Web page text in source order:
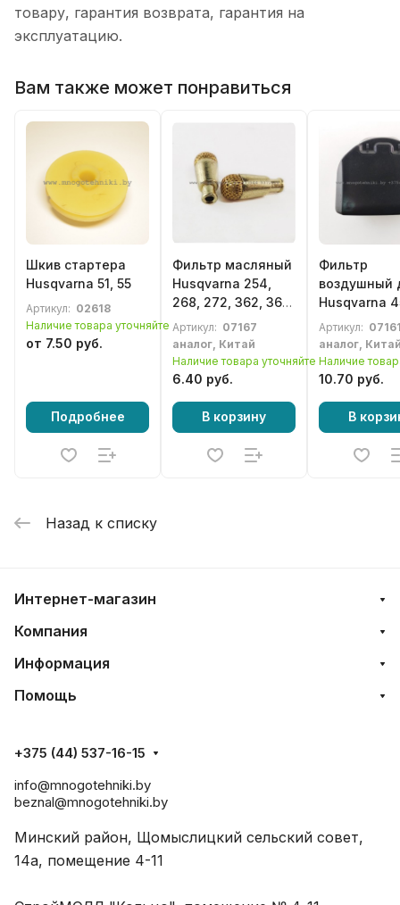
товару, гарантия возврата, гарантия на
эксплуатацию.
Вам также может понравиться
Шкив стартера
Husqvarna 51, 55
Артикул: 02618
Наличие товара уточняйте
от 7.50 руб.
Подробнее
Фильтр масляный
Husqvarna 254,
268, 272, 362, 365,
372, 390, 570, 576
Артикул: 07167
аналог, Китай
Наличие товара уточняйте
6.40 руб.
В корзину
Фильтр
воздушный
Husqvarna
460, 461,
2255
Артикул:
аналог,
Наличие
10.70 руб.
В
Назад к списку
Интернет-магазин
Компания
Информация
Помощь
+375 (44) 537-16-15
info@mnogotehniki.by
beznal@mnogotehniki.by
Минский район, Щомыслицкий сельский совет,
14а, помещение 4-11